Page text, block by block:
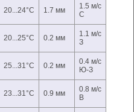
20...24°C 1.7 мм
1.5 м/с
С
20...25°C 0.2 мм
1.1 м/с
З
25...31°C 0.2 мм
0.4 м/с
Ю-З
23...31°C 0.9 мм
0.8 м/с
В